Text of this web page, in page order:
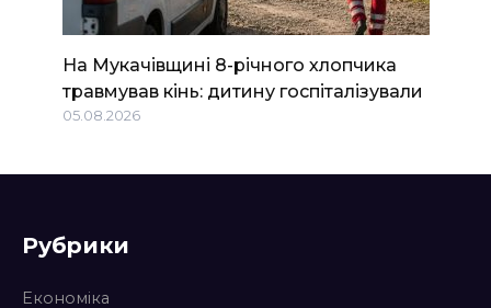
На Мукачівщині 8-річного хлопчика
травмував кінь: дитину госпіталізували
05.08.2026
Рубрики
Економіка